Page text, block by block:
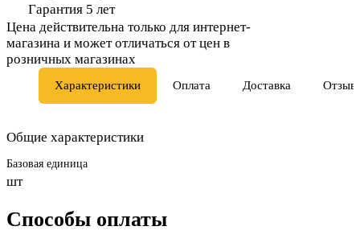
Гарантия 5 лет
Цена действительна только для интернет-
магазина и может отличаться от цен в
розничных магазинах
Характеристики Оплата Доставка
Общие характеристики
Базовая единица
шт
Способы оплаты